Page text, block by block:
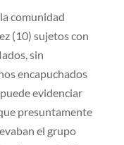
comunidad
(10) sujetos con
sin
encapuchados
evidenciar
presuntamente
el grupo